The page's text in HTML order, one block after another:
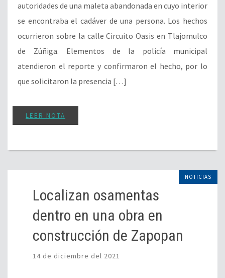
autoridades de una maleta abandonada en cuyo interior
se encontraba el cadáver de una persona. Los hechos
ocurrieron sobre la calle Circuito Oasis en Tlajomulco
de Zúñiga. Elementos de la policía municipal
atendieron el reporte y confirmaron el hecho, por lo
que solicitaron la presencia […]
LEER NOTA
NOTICIAS
Localizan osamentas
dentro en una obra en
construcción de Zapopan
14 de diciembre del 2021